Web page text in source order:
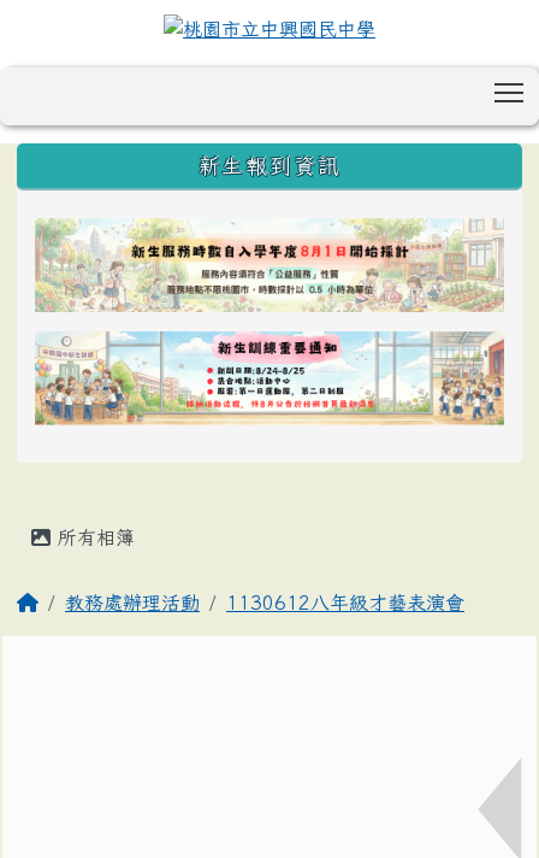
:::
新生報到資訊
所有相簿
教務處辦理活動 1130612八年級才藝表演會